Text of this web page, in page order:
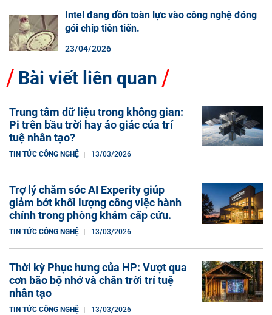
Intel đang dồn toàn lực vào công nghệ đóng
gói chip tiên tiến.
23/04/2026
Bài viết liên quan
Trung tâm dữ liệu trong không gian:
Pi trên bầu trời hay ảo giác của trí
tuệ nhân tạo?
TIN TỨC CÔNG NGHỆ 13/03/2026
Trợ lý chăm sóc AI Experity giúp
giảm bớt khối lượng công việc hành
chính trong phòng khám cấp cứu.
TIN TỨC CÔNG NGHỆ 13/03/2026
Thời kỳ Phục hưng của HP: Vượt qua
cơn bão bộ nhớ và chân trời trí tuệ
nhân tạo
TIN TỨC CÔNG NGHỆ 13/03/2026